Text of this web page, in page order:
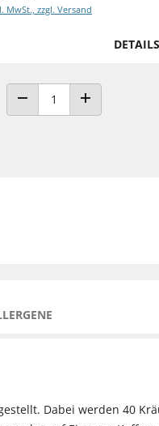
MwSt., zzgl. Versand
ANZAHL VERRINGERN
ANZAHL
Dabei werden 40